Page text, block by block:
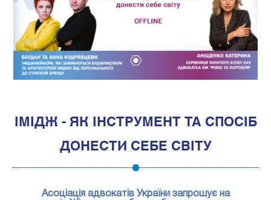
ІМІДЖ - ЯК ІНСТРУМЕНТ ТА СПОСІБ
ДОНЕСТИ СЕБЕ СВІТУ
Асоціація адвокатів України запрошує на